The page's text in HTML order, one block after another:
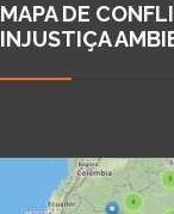
MAPA DE
INJUSTIÇA